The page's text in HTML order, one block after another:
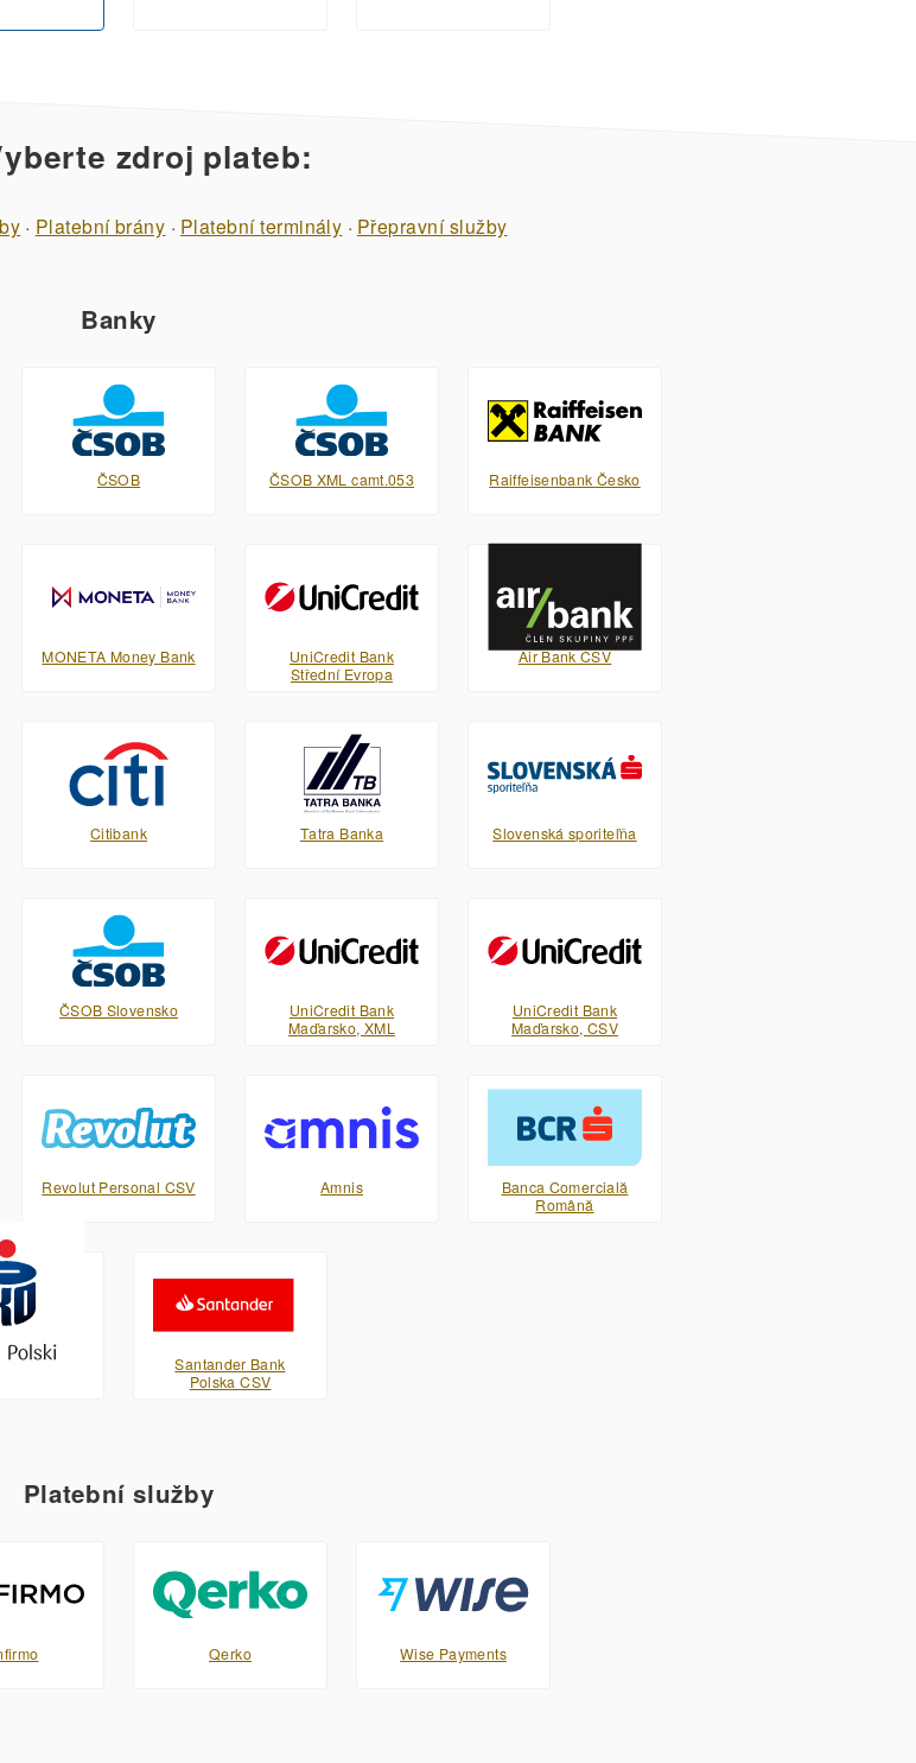
zdroj plateb:
· Platební brány · Platební terminály · Přepravní služby
Banky
ČSOB ČSOB XML camt.053 Raiffeisenbank Česko
MONETA Money Bank
UniCredit Bank
Střední Evropa
Air Bank CSV
Citibank Tatra Banka Slovenská sporiteľňa
ČSOB Slovensko
UniCredit Bank
Maďarsko, XML
UniCredit Bank
Maďarsko, CSV
Revolut Personal CSV Amnis
Banca Comercială
Română
Polski XML
Santander Bank
Polska CSV
Platební služby
Qerko Wise Payments